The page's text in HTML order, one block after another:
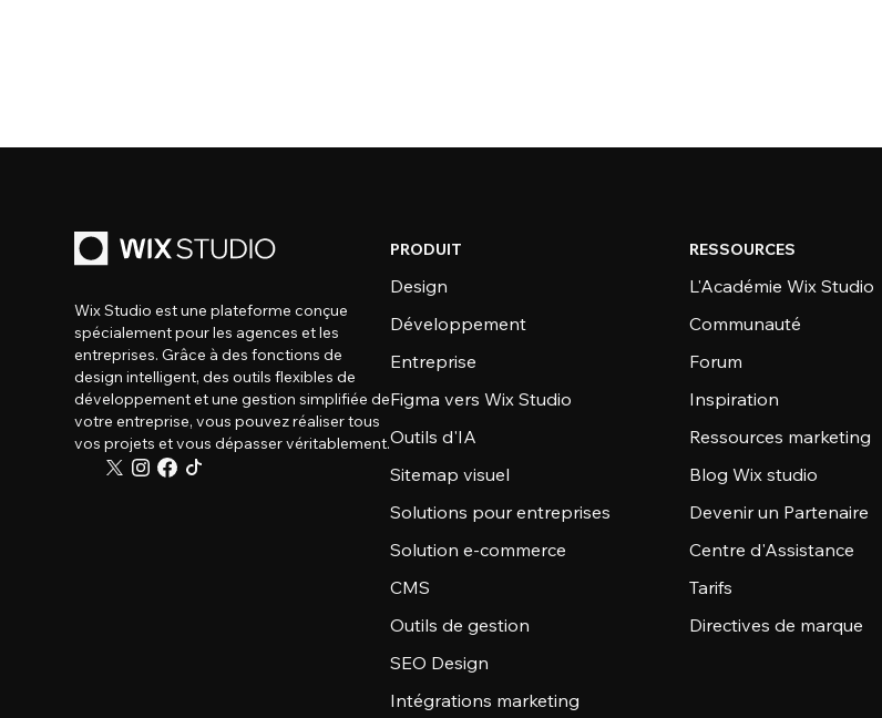
Wix Studio est une plateforme conçue
spécialement pour les agences et les
entreprises. Grâce à des fonctions de
design intelligent, des outils flexibles de
développement et une gestion simplifiée de
votre entreprise, vous pouvez réaliser tous
vos projets et vous dépasser véritablement.
PRODUIT
Design
Développement
Entreprise
Figma vers Wix Studio
Outils d'IA
Sitemap visuel
Solutions pour entreprises
Solution e-commerce
CMS
Outils de gestion
SEO Design
Intégrations marketing
RESSOURCES
L'Académie Wix Studio
Communauté
Forum
Inspiration
Ressources marketing
Blog Wix studio
Devenir un Partenaire
Centre d'Assistance
Tarifs
Directives de marque